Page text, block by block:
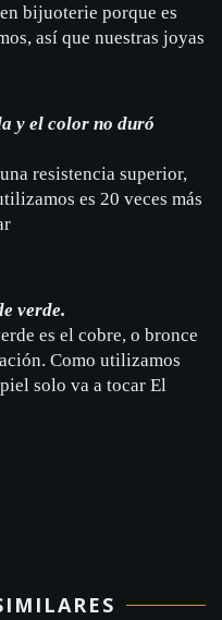
bijuoterie porque es
así que nuestras joyas
y el color no duró
resistencia superior,
es 20 veces más
verde.
es el cobre, o bronce
Como utilizamos
solo va a tocar El